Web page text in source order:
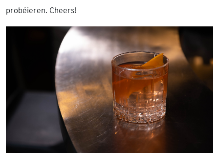
probéieren. Cheers!